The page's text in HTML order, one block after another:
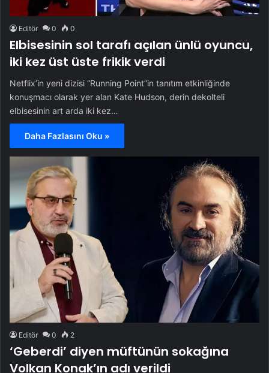
Editör 0 0
Elbisesinin sol tarafı açılan ünlü oyuncu,
iki kez üst üste frikik verdi
Netflix’in yeni dizisi “Running Point”in tanıtım etkinliğinde
konuşmacı olarak yer alan Kate Hudson, derin dekolteli
elbisesinin art arda iki kez…
Daha Fazlasını Oku »
Editör 0 2
‘Geberdi’ diyen müftünün sokağına
Volkan Konak’ın adı verildi